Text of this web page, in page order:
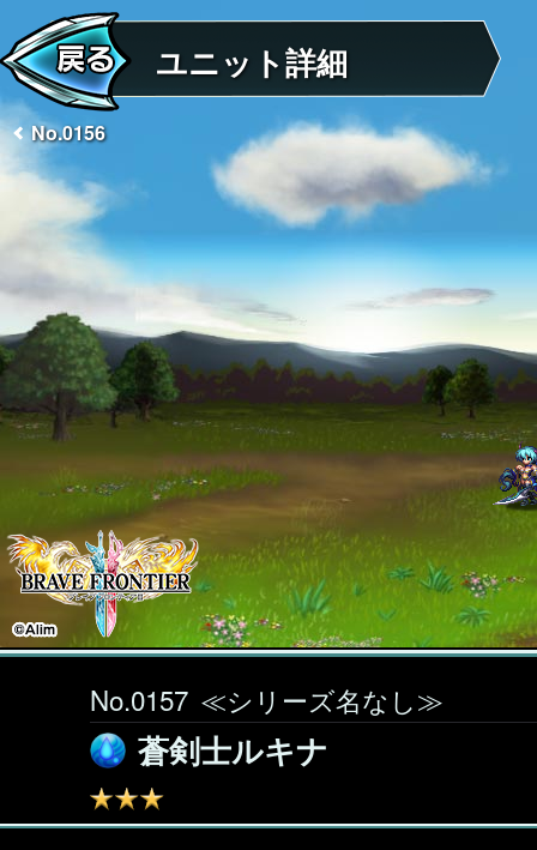
ユニット詳細
No.0156
No.0157 ≪シリーズ名なし≫
蒼剣士ルキナ